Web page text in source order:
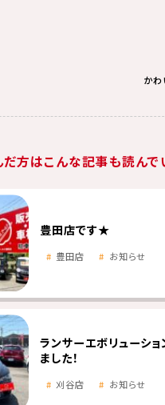
か
方はこんな記事も読んで
豊田店です★
豊田店 お知らせ
ランサーエボリューシ
ました！
刈谷店 お知らせ